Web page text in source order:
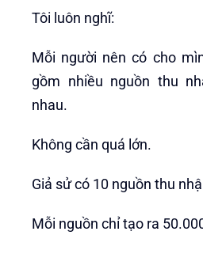
Tôi luôn nghĩ:
Mỗi người nên có cho
gồm nhiều nguồn thu
nhau.
Không cần quá lớn.
Giả sử có 10 nguồn thu
Mỗi nguồn chỉ tạo ra